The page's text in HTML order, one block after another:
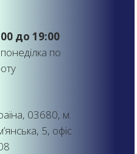
до 19:00
по
03680, м.
5, офіс